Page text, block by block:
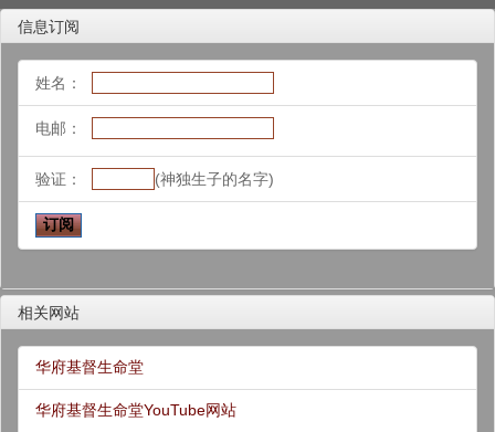
信息订阅
姓名：
电邮：
验证： (神独生子的名字)
相关网站
华府基督生命堂
华府基督生命堂YouTube网站